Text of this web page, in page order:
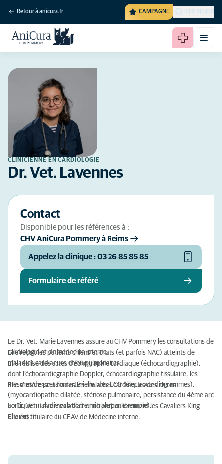
Retour à anicura.fr CAMPAGNE CHERCHER
CLINICIENNE EN CARDIOLOGIE
Dr. Vet. Lavennes
Contact
Disponible pour les références à :
CHV AniCura Pommery à Reims
Appelez la clinique : 03 26 85 85 85
Formulaire de référé
Le Dr. Vet. Marie Lavennes assure au CHV Pommery les consultations de
cardiologie et de médecine interne.
Elle reçoit les patients chiens et chats (et parfois NAC) atteints de
maladies cardiaques et/ou pulmonaires.
Elle réalise des actes d’échographie cardiaque (échocardiographie),
dont l’échocardiographie Doppler, échocardiographie tissulaire, les
mesures de pression artérielle, des ECG (électrocardiogrammes).
Elle s’intéresse à toutes les maladies cardiaques des chiens
(myocardiopathie dilatée, sténose pulmonaire, persistance du 4ème arc
aortique, maladie valvulaire mitrale par exemple).
Le Dr. Vet. Lavennes affectionne particulièrement les Cavaliers King
Charles.
Elle est titulaire du CEAV de Médecine interne.